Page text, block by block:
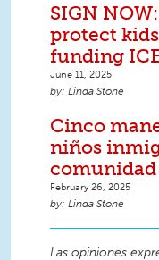
SIGN
protect
funding
June 11, 2025
Linda Stone
Cinco
niños
comunidad
February 26, 2025
Linda Stone
Las opiniones